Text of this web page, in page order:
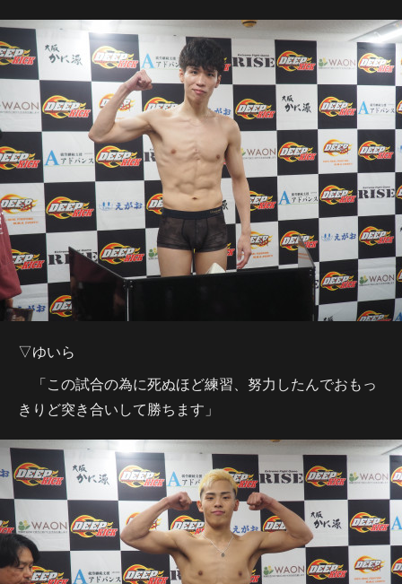
▽ゆいら
「この試合の為に死ぬほど練習、努力したんでおもっ
きりど突き合いして勝ちます」